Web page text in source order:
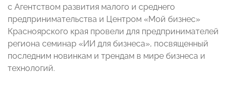
с Агентством развития малого и среднего
предпринимательства и Центром «Мой бизнес»
Красноярского края провели для предпринимателей
региона семинар «ИИ для бизнеса», посвященный
последним новинкам и трендам в мире бизнеса и
технологий.